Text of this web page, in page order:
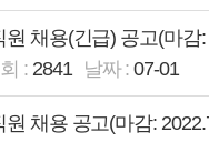
채용(긴급) 공고(마감:
2841 07-01
채용 공고(마감: